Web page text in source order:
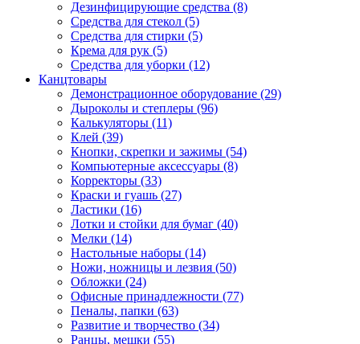
Дезинфицирующие средства (8)
Средства для стекол (5)
Средства для стирки (5)
Крема для рук (5)
Средства для уборки (12)
Канцтовары
Демонстрационное оборудование (29)
Дыроколы и степлеры (96)
Калькуляторы (11)
Клей (39)
Кнопки, скрепки и зажимы (54)
Компьютерные аксессуары (8)
Корректоры (33)
Краски и гуашь (27)
Ластики (16)
Лотки и стойки для бумаг (40)
Мелки (14)
Настольные наборы (14)
Ножи, ножницы и лезвия (50)
Обложки (24)
Офисные принадлежности (77)
Пеналы, папки (63)
Развитие и творчество (34)
Ранцы, мешки (55)